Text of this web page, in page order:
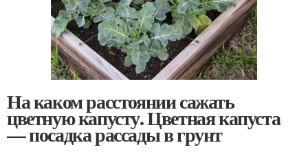
На каком расстоянии сажать
цветную капусту. Цветная капуста
— посадка рассады в грунт